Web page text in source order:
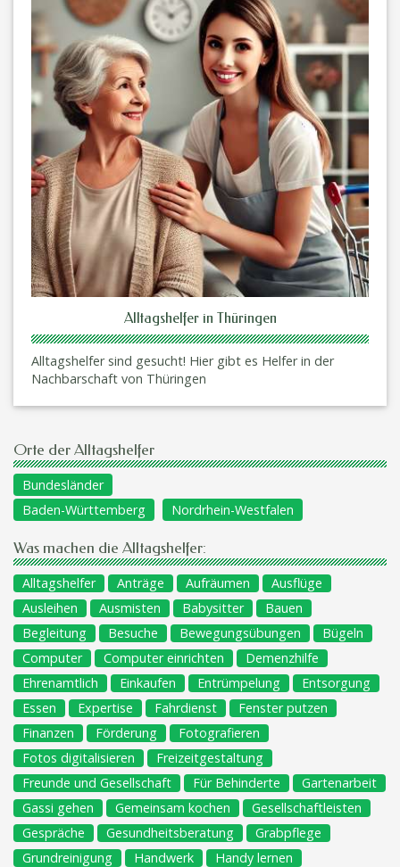
Alltagshelfer in Thüringen
Alltagshelfer sind gesucht! Hier gibt es Helfer in der
Nachbarschaft von Thüringen
Orte der Alltagshelfer
Bundesländer
Baden-Württemberg
Nordrhein-Westfalen
Was machen die Alltagshelfer:
Alltagshelfer Anträge Aufräumen
Ausflüge
Ausleihen
Ausmisten Babysitter
Bauen
Begleitung
Besuche Bewegungsübungen
Bügeln
Computer
Computer einrichten
Demenzhilfe
Ehrenamtlich
Einkaufen Entrümpelung
Entsorgung
Essen
Expertise Fahrdienst
Fenster putzen
Finanzen
Förderung
Fotografieren
Fotos digitalisieren
Freizeitgestaltung
Freunde und Gesellschaft
Für Behinderte
Gartenarbeit
Gassi gehen
Gemeinsam kochen
Gesellschaftleisten
Gespräche
Gesundheitsberatung
Grabpflege
Grundreinigung
Handwerk
Handy lernen